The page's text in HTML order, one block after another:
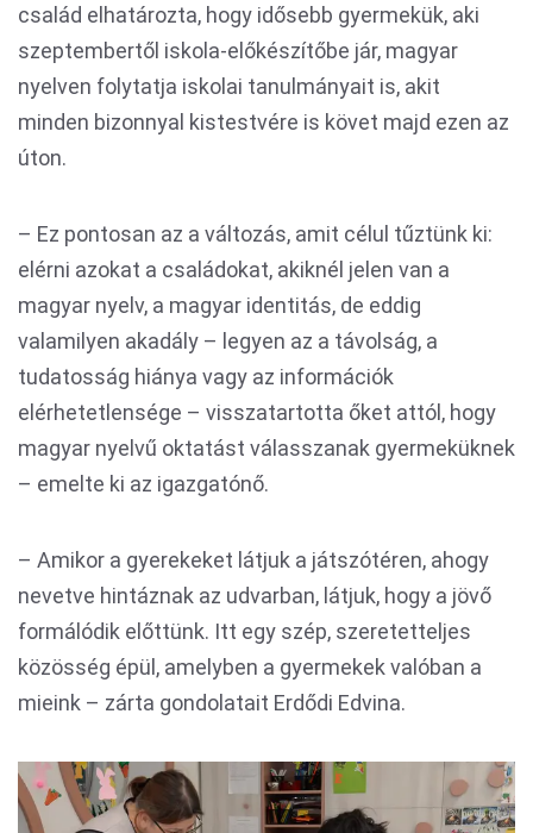
család elhatározta, hogy idősebb gyermekük, aki
szeptembertől iskola-előkészítőbe jár, magyar
nyelven folytatja iskolai tanulmányait is, akit
minden bizonnyal kistestvére is követ majd ezen az
úton.
– Ez pontosan az a változás, amit célul tűztünk ki:
elérni azokat a családokat, akiknél jelen van a
magyar nyelv, a magyar identitás, de eddig
valamilyen akadály – legyen az a távolság, a
tudatosság hiánya vagy az információk
elérhetetlensége – visszatartotta őket attól, hogy
magyar nyelvű oktatást válasszanak gyermeküknek
– emelte ki az igazgatónő.
– Amikor a gyerekeket látjuk a játszótéren, ahogy
nevetve hintáznak az udvarban, látjuk, hogy a jövő
formálódik előttünk. Itt egy szép, szeretetteljes
közösség épül, amelyben a gyermekek valóban a
mieink – zárta gondolatait Erdődi Edvina.